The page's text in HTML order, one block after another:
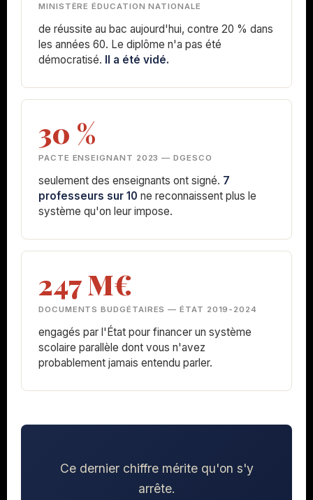
MINISTÈRE ÉDUCATION NATIONALE
de réussite au bac aujourd'hui, contre 20 % dans
les années 60. Le diplôme n'a pas été
démocratisé. Il a été vidé.
30 %
PACTE ENSEIGNANT 2023 — DGESCO
seulement des enseignants ont signé. 7
professeurs sur 10 ne reconnaissent plus le
système qu'on leur impose.
247 M€
DOCUMENTS BUDGÉTAIRES — ÉTAT 2019-2024
engagés par l'État pour financer un système
scolaire parallèle dont vous n'avez
probablement jamais entendu parler.
Ce dernier chiffre mérite qu'on s'y
arrête.